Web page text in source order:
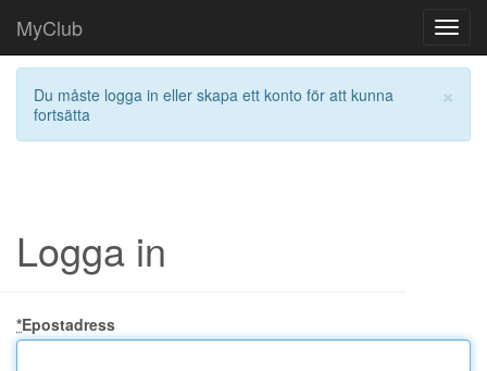
MyClub
×
Du måste logga in eller skapa ett konto för att kunna
fortsätta
Logga in
*Epostadress